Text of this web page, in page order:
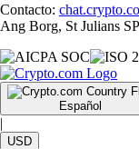
Contacto:
Ang Borg, St Julians
Español
|
USD